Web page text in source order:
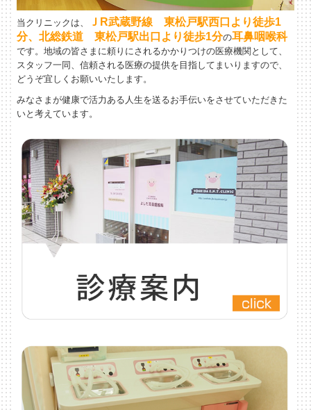
当クリニックは、
ＪR武蔵野線 東松戸駅西口より徒歩1
分、北総鉄道 東松戸駅出口より徒歩1分の耳鼻咽喉科
です。地域の皆さまに頼りにされるかかりつけの医療機関として、
スタッフ一同、信頼される医療の提供を目指してまいりますので、
どうぞ宜しくお願いいたします。
みなさまが健康で活力ある人生を送るお手伝いをさせていただきた
いと考えています。